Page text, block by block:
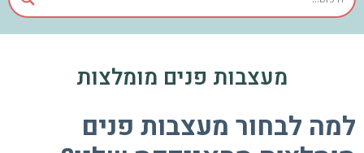
מעצבות פנים מומלצות
למה לבחור מעצבות פנים